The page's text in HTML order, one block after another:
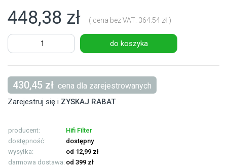
448,38 zł ( cena bez VAT: 364.54 zł )
do koszyka
430,45 zł cena dla zarejestrowanych
Zarejestruj się i ZYSKAJ RABAT
producent:
Hifi Filter
dostępność:
dostępny
wysyłka:
od 12,99 zł
darmowa dostawa: od 399 zł